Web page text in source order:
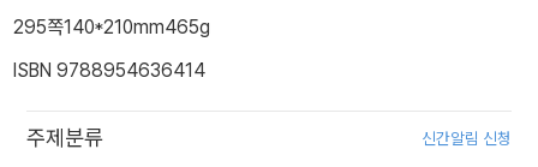
295쪽140*210mm465g
ISBN 9788954636414
주제분류 신간알림 신청